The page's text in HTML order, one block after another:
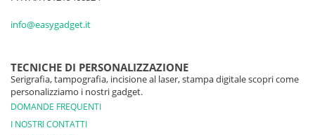
info@easygadget.it
TECNICHE DI PERSONALIZZAZIONE
Serigrafia, tampografia, incisione al laser, stampa digitale scopri come
personalizziamo i nostri gadget.
DOMANDE FREQUENTI
I NOSTRI CONTATTI